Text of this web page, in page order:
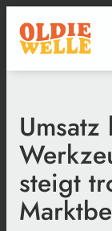
Umsatz
steigt